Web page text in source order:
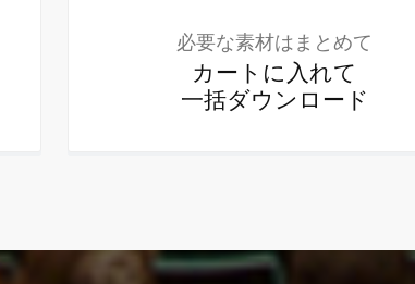
必要な素材はまとめて
カートに入れて
一括ダウンロード